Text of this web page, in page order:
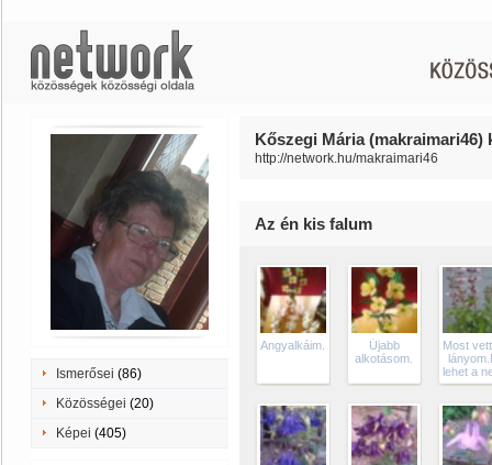
Ismerősei (86)
Közösségei (20)
Képei (405)
Kőszegi Mária (makraimari46)
http://network.hu/makraimari46
Az én kis falum
Angyalkáim.
Újabb
alkotásom.
Most
lehet a